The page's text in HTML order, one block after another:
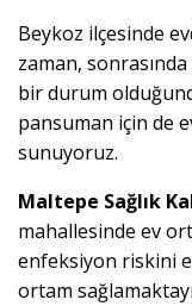
Beykoz ilçesinde
zaman,
bir durum
pansuman için de
sunuyoruz.
Maltepe Sağlık
mahallesinde ev
enfeksiyon riskini
ortam